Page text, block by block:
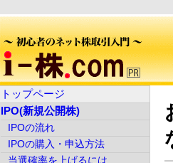
トップページ
IPO(新規公開株)
IPOの流れ
IPOの購入・申込方法
当選確率を上げるには